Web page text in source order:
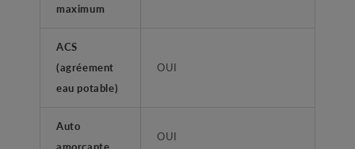
maximum
ACS
(agréement
eau potable)
OUI
Auto
OUI